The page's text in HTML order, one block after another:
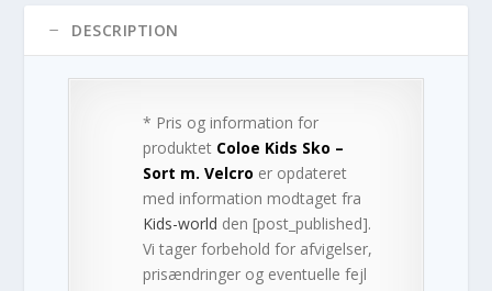
DESCRIPTION
* Pris og information for
produktet Coloe Kids Sko –
Sort m. Velcro er opdateret
med information modtaget fra
Kids-world den [post_published].
Vi tager forbehold for afvigelser,
prisændringer og eventuelle fejl